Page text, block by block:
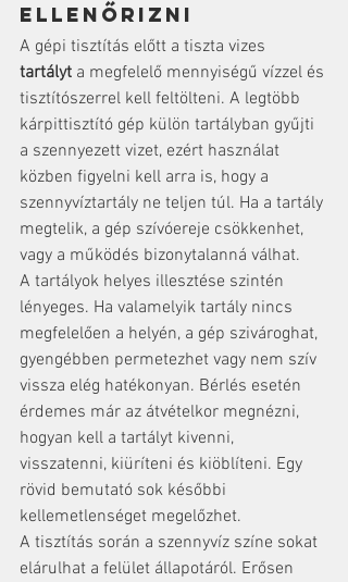
ellenőrizni
A gépi tisztítás előtt a tiszta vizes
tartályt a megfelelő mennyiségű vízzel és
tisztítószerrel kell feltölteni. A legtöbb
kárpittisztító gép külön tartályban gyűjti
a szennyezett vizet, ezért használat
közben figyelni kell arra is, hogy a
szennyvíztartály ne teljen túl. Ha a tartály
megtelik, a gép szívóereje csökkenhet,
vagy a működés bizonytalanná válhat.
A tartályok helyes illesztése szintén
lényeges. Ha valamelyik tartály nincs
megfelelően a helyén, a gép szivároghat,
gyengébben permetezhet vagy nem szív
vissza elég hatékonyan. Bérlés esetén
érdemes már az átvételkor megnézni,
hogyan kell a tartályt kivenni,
visszatenni, kiüríteni és kiöblíteni. Egy
rövid bemutató sok későbbi
kellemetlenséget megelőzhet.
A tisztítás során a szennyvíz színe sokat
elárulhat a felület állapotáról. Erősen